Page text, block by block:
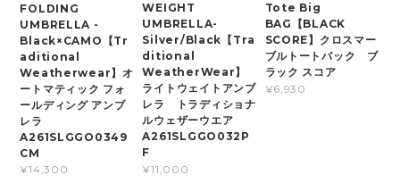
FOLDING
UMBRELLA -
Black×CAMO【Tr
aditional
Weatherwear】オ
ートマティック フォ
ールディング アンブ
レラ
A261SLGGO0349
CM
¥14,300
WEIGHT
UMBRELLA-
Silver/Black【Tra
ditional
WeatherWear】
ライトウェイトアンブ
レラ トラディショナ
ルウェザーウエア
A261SLGGO032P
F
¥11,000
Tote Big
BAG【BLACK
SCORE】クロスマー
ブルトートバック ブ
ラック スコア
¥6,930